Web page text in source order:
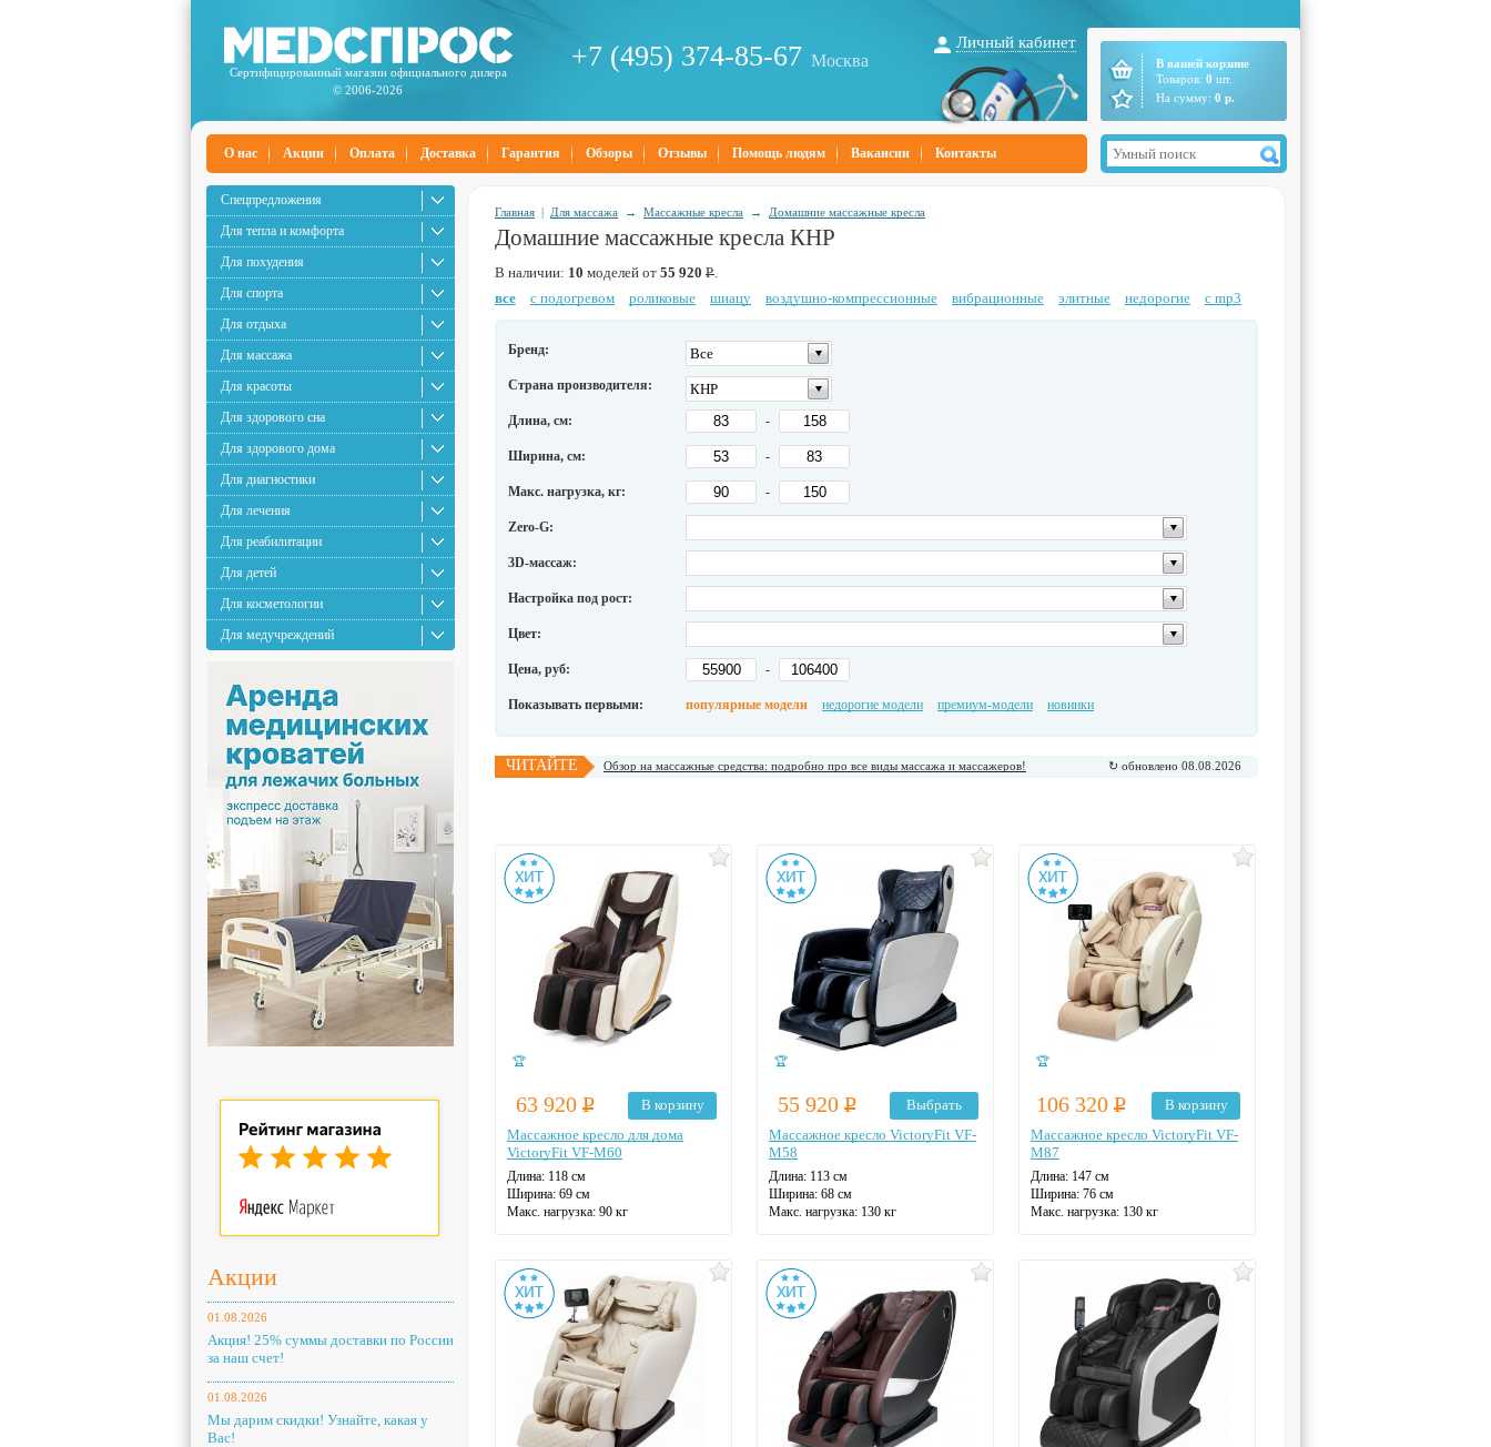
Сертифицированный магазин официального дилера
© 2006-2026
+7 (495) 374-85-67 Москва
Личный кабинет
В вашей корзине
Товаров: 0 шт.
На сумму: 0 р.
О нас Акции Оплата Доставка Гарантия Обзоры Отзывы Помощь людям Вакансии Контакты
Спецпредложения
Для тепла и комфорта
Для похудения
Для спорта
Для отдыха
Для массажа
Для красоты
Для здорового сна
Для здорового дома
Для диагностики
Для лечения
Для реабилитации
Для детей
Для косметологии
Для медучреждений
Акции
01.08.2026
Акция! 25% суммы доставки по России
за наш счет!
01.08.2026
Мы дарим скидки! Узнайте, какая у
Вас!
Главная | Для массажа → Массажные кресла → Домашние массажные кресла
Домашние массажные кресла КНР
В наличии: 10 моделей от 55 920 Р.
все
с подогревом роликовые шиацу воздушно-компрессионные вибрационные элитные недорогие с mp3
Бренд: Все
Страна производителя: КНР
Длина, см: -
Ширина, см: -
Макс. нагрузка, кг: -
Zero-G:
3D-массаж:
Настройка под рост:
Цвет:
Цена, руб: -
Показывать первыми: популярные модели недорогие модели премиум-модели новинки
ЧИТАЙТЕ Обзор на массажные средства: подробно про все виды массажа и массажеров! ↻ обновлено 08.08.2026
🏆
63 920 Р
В корзину
Массажное кресло для дома
VictoryFit VF-M60
Длина: 118 см
Ширина: 69 см
Макс. нагрузка: 90 кг
Цвет: Коричневый/бежевый
🏆
55 920 Р
Выбрать
Массажное кресло VictoryFit VF-
M58
Длина: 113 см
Ширина: 68 см
Макс. нагрузка: 130 кг
Цвет: на выбор
🏆
106 320 Р
В корзину
Массажное кресло VictoryFit VF-
M87
Длина: 147 см
Ширина: 76 см
Макс. нагрузка: 130 кг